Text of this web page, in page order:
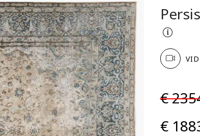
€
€